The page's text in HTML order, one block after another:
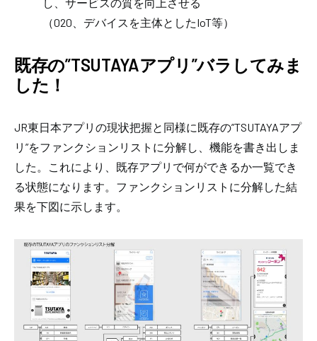
（020、デバイスを主体としたIoT等）
既存の”TSUTAYAアプリ”バラしてみま
した！
JR東日本アプリの現状把握と同様に既存の”TSUTAYAアプ
リ”をファンクションリストに分解し、機能を書き出しま
した。これにより、既存アプリで何ができるか一覧でき
る状態になります。ファンクションリストに分解した結
果を下図に示します。